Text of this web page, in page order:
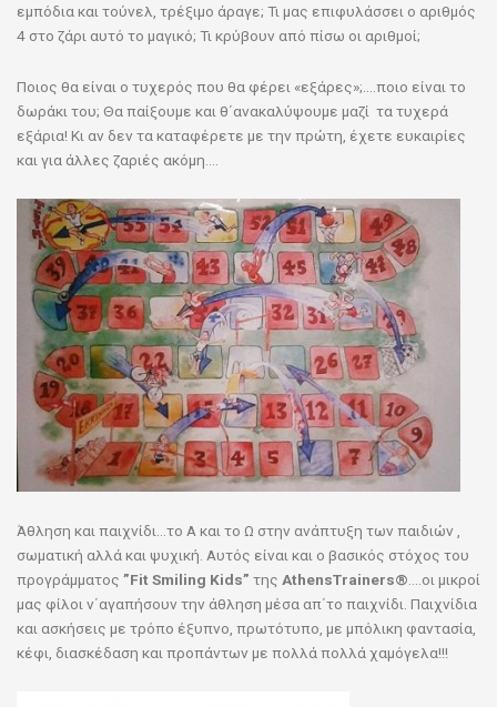
εμπόδια και τούνελ, τρέξιμο άραγε; Τι μας επιφυλάσσει ο αριθμός
4 στο ζάρι αυτό το μαγικό; Τι κρύβουν από πίσω οι αριθμοί;
Ποιος θα είναι ο τυχερός που θα φέρει «εξάρες»;….ποιο είναι το
δωράκι του; Θα παίξουμε και θ΄ανακαλύψουμε μαζί τα τυχερά
εξάρια! Κι αν δεν τα καταφέρετε με την πρώτη, έχετε ευκαιρίες
και για άλλες ζαριές ακόμη….
Άθληση και παιχνίδι…το Α και το Ω στην ανάπτυξη των παιδιών ,
σωματική αλλά και ψυχική. Αυτός είναι και ο βασικός στόχος του
προγράμματος ”Fit Smiling Kids” της AthensTrainers® ….οι μικροί
μας φίλοι ν΄αγαπήσουν την άθληση μέσα απ΄το παιχνίδι. Παιχνίδια
και ασκήσεις με τρόπο έξυπνο, πρωτότυπο, με μπόλικη φαντασία,
κέφι, διασκέδαση και προπάντων με πολλά πολλά χαμόγελα!!!